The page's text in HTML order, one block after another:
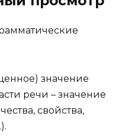
значение
речи – значение
свойства,